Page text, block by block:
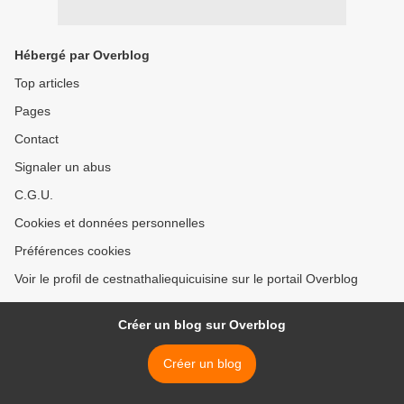
Hébergé par Overblog
Top articles
Pages
Contact
Signaler un abus
C.G.U.
Cookies et données personnelles
Préférences cookies
Voir le profil de cestnathaliequicuisine sur le portail Overblog
Créer un blog sur Overblog
Créer un blog